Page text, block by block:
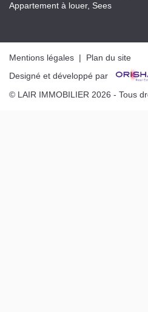
Appartement à louer, Sees
Mentions légales | Plan du site
Designé et développé par
© LAIR IMMOBILIER 2026 - Tous